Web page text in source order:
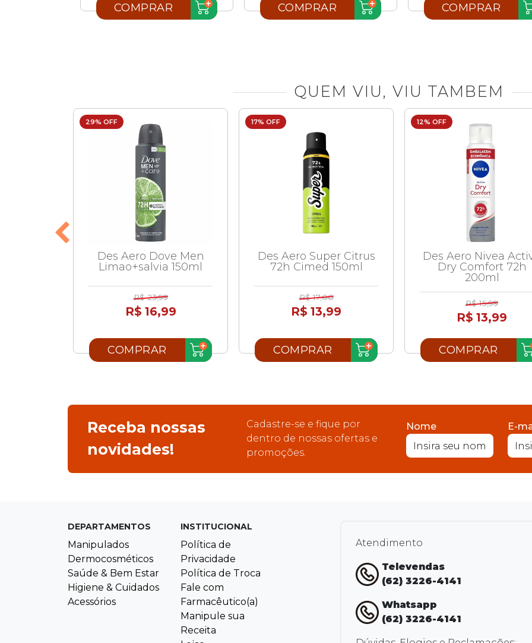
COMPRAR COMPRAR COMPRAR
QUEM VIU, VIU TAMBEM
29% OFF
Des Aero Dove Men
Limao+salvia 150ml
R$ 23,99
R$ 16,99
COMPRAR
17% OFF
Des Aero Super Citrus
72h Cimed 150ml
R$ 17,00
R$ 13,99
COMPRAR
12% OFF
Des Aero Nivea
Dry Comfort 72h
200ml
R$ 15,99
R$ 13,99
COMPRAR
Receba nossas
novidades!
Cadastre-se e fique por
dentro de nossas ofertas e
promoções.
Nome E-
DEPARTAMENTOS
Manipulados
Dermocosméticos
Saúde & Bem Estar
Higiene & Cuidados
Acessórios
INSTITUCIONAL
Política de
Privacidade
Política de Troca
Fale com
Farmacêutico(a)
Manipule sua
Receita
Atendimento
Televendas
(62) 3226-4141
Whatsapp
(62) 3226-4141